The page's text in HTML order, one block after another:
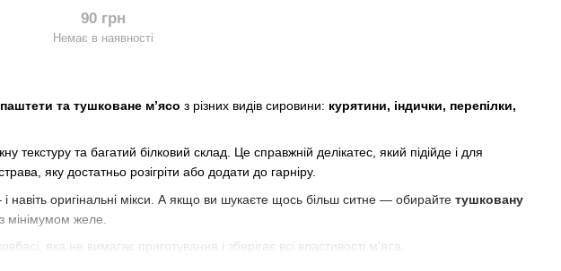
паштети та тушковане м’ясо з різних видів сировини: курятини, індички, перепілки,
та багатий білковий склад. Це справжній делікатес, який підійде і для
яку достатньо розігріти або додати до гарніру.
навіть оригінальні мікси. А якщо ви шукаєте щось більш ситне — обирайте тушковану
з мінімумом желе.
яка не вимагає приготування і зберігає всі властивості м’яса.
90 грн
Немає в наявності